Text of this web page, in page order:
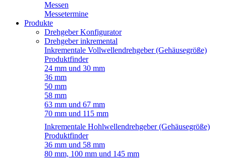
Messen
Messetermine
Produkte
Drehgeber Konfigurator
Drehgeber inkremental
Inkrementale Vollwellendrehgeber (Gehäusegröße)
Produktfinder
24 mm und 30 mm
36 mm
50 mm
58 mm
63 mm und 67 mm
70 mm und 115 mm
Inkrementale Hohlwellendrehgeber (Gehäusegröße)
Produktfinder
36 mm und 58 mm
80 mm, 100 mm und 145 mm